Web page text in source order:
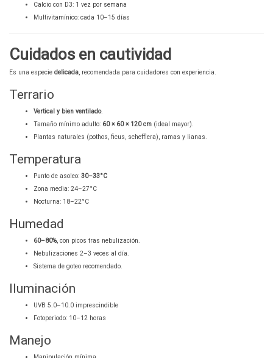
Calcio con D3: 1 vez por semana
Multivitamínico: cada 10–15 días
Cuidados en cautividad
Es una especie delicada , recomendada para cuidadores con experiencia.
Terrario
Vertical y bien ventilado.
Tamaño mínimo adulto: 60 × 60 × 120 cm (ideal mayor).
Plantas naturales (pothos, ficus, schefflera), ramas y lianas.
Temperatura
Punto de asoleo: 30–33°C
Zona media: 24–27°C
Nocturna: 18–22°C
Humedad
60–80%, con picos tras nebulización.
Nebulizaciones 2–3 veces al día.
Sistema de goteo recomendado.
Iluminación
UVB 5.0–10.0 imprescindible
Fotoperiodo: 10–12 horas
Manejo